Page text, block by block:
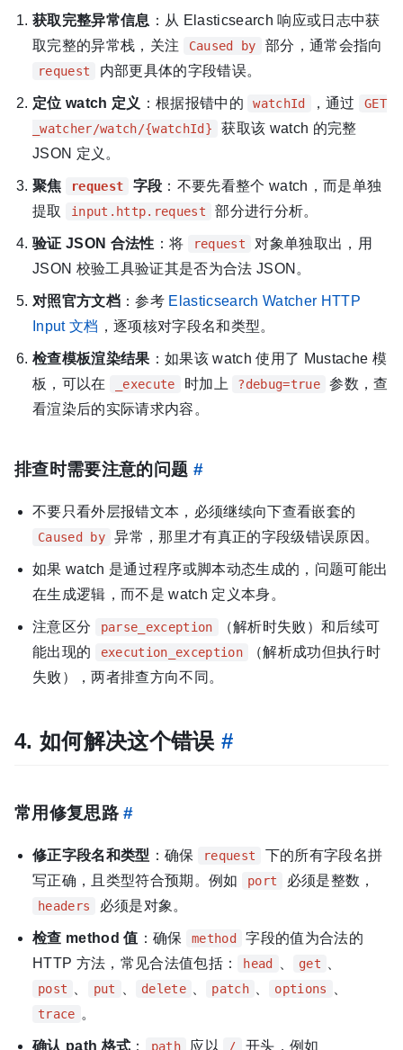
获取完整异常信息 ：从 Elasticsearch 响应或日志中获
取完整的异常栈，关注
Caused by 部分，通常会指向
request 内部更具体的字段错误。
定位 watch 定义 ：根据报错中的 watchId ，通过
GET
_watcher/watch/{watchId}
获取该 watch 的完整
JSON 定义。
聚焦 request 字段 ：不要先看整个 watch，而是单独
提取
input.http.request 部分进行分析。
验证 JSON 合法性 ：将 request
对象单独取出，用
JSON 校验工具验证其是否为合法 JSON。
对照官方文档：参考 Elasticsearch Watcher HTTP
Input 文档 ，逐项核对字段名和类型。
检查模板渲染结果 ：如果该 watch 使用了 Mustache 模
板，可以在
_execute 时加上 ?debug=true
参数，查
看渲染后的实际请求内容。
排查时需要注意的问题 #
不要只看外层报错文本，必须继续向下查看嵌套的
Caused by 异常，那里才有真正的字段级错误原因。
如果 watch 是通过程序或脚本动态生成的，问题可能出
在生成逻辑，而不是 watch 定义本身。
注意区分 parse_exception
（解析时失败）和后续可
能出现的
execution_exception
（解析成功但执行时
失败），两者排查方向不同。
4. 如何解决这个错误 #
常用修复思路#
修正字段名和类型 ：确保 request
下的所有字段名拼
写正确，且类型符合预期。例如
port 必须是整数，
headers 必须是对象。
检查 method 值 ：确保 method
字段的值为合法的
HTTP 方法，常见合法值包括：
head 、 get 、
post 、 put 、 delete 、 patch 、 options 、
trace 。
确认 path 格式 ： path 应以 / 开头，例如